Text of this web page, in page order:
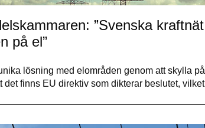
”Svenska
på el”
lösning med elområden genom att skylla
det finns EU direktiv som dikterar beslutet,